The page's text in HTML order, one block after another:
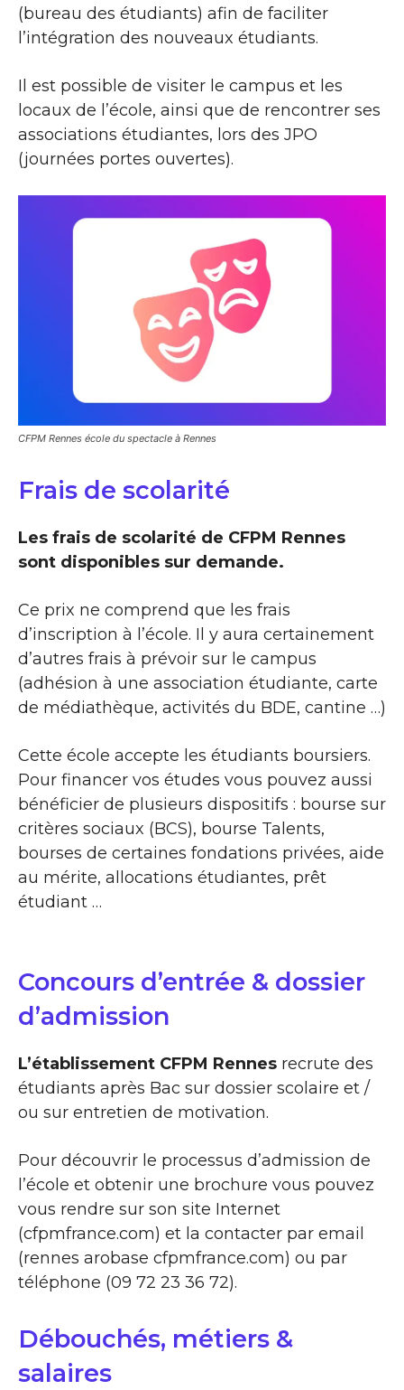
(bureau des étudiants) afin de faciliter
l’intégration des nouveaux étudiants.
Il est possible de visiter le campus et les
locaux de l’école, ainsi que de rencontrer ses
associations étudiantes, lors des JPO
(journées portes ouvertes).
CFPM Rennes école du spectacle à Rennes
Frais de scolarité
Les frais de scolarité de CFPM Rennes
sont disponibles sur demande.
Ce prix ne comprend que les frais
d’inscription à l’école. Il y aura certainement
d’autres frais à prévoir sur le campus
(adhésion à une association étudiante, carte
de médiathèque, activités du BDE, cantine …)
Cette école accepte les étudiants boursiers.
Pour financer vos études vous pouvez aussi
bénéficier de plusieurs dispositifs : bourse sur
critères sociaux (BCS), bourse Talents,
bourses de certaines fondations privées, aide
au mérite, allocations étudiantes, prêt
étudiant …
Concours d’entrée & dossier
d’admission
L’établissement CFPM Rennes recrute des
étudiants après Bac sur dossier scolaire et /
ou sur entretien de motivation.
Pour découvrir le processus d’admission de
l’école et obtenir une brochure vous pouvez
vous rendre sur son site Internet
(cfpmfrance.com) et la contacter par email
(rennes arobase cfpmfrance.com) ou par
téléphone (09 72 23 36 72).
Débouchés, métiers &
salaires